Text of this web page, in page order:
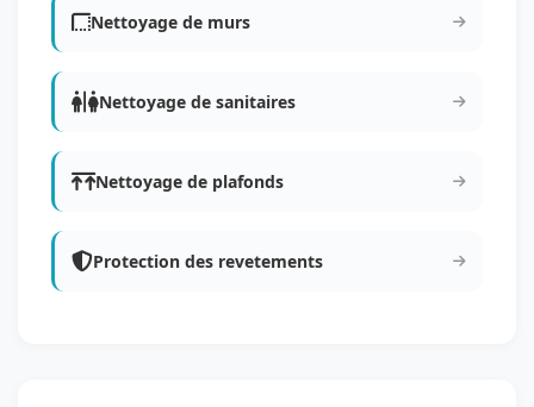
Nettoyage de murs
Nettoyage de sanitaires
Nettoyage de plafonds
Protection des revetements